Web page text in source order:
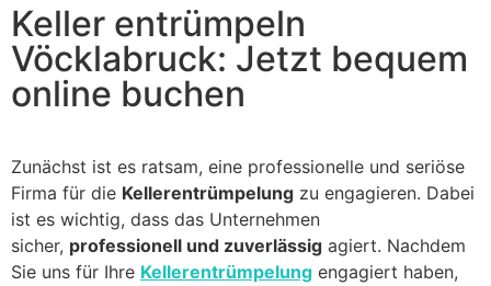
Keller entrümpeln
Vöcklabruck: Jetzt bequem
online buchen
Zunächst ist es ratsam, eine professionelle und seriöse
Firma für die Kellerentrümpelung zu engagieren. Dabei
ist es wichtig, dass das Unternehmen
sicher, professionell und zuverlässig agiert. Nachdem
Sie uns für Ihre Kellerentrümpelung engagiert haben,